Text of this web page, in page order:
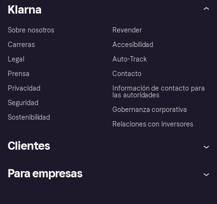
Klarna
Sobre nosotros
Carreras
Legal
Prensa
Privacidad
Seguridad
Sostenibilidad
Revender
Accesibilidad
Auto-Track
Contacto
Información de contacto para
las autoridades
Gobernanza corporativa
Relaciones con inversores
Clientes
Inicio de sesión
Para empresas